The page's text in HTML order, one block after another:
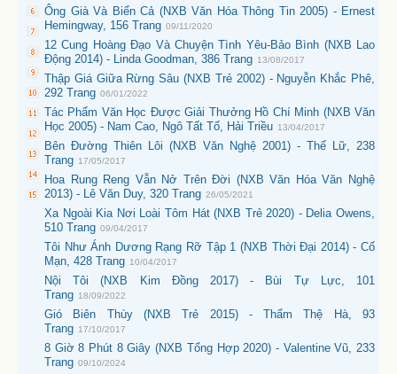
Ông Già Và Biển Cả (NXB Văn Hóa Thông Tin 2005) - Ernest
Hemingway, 156 Trang 09/11/2020
12 Cung Hoàng Đạo Và Chuyện Tình Yêu-Bảo Bình (NXB Lao
Động 2014) - Linda Goodman, 386 Trang 13/08/2017
Thập Giá Giữa Rừng Sâu (NXB Trẻ 2002) - Nguyễn Khắc Phê,
292 Trang 06/01/2022
Tác Phẩm Văn Học Được Giải Thưởng Hồ Chí Minh (NXB Văn
Học 2005) - Nam Cao, Ngô Tất Tố, Hải Triều 13/04/2017
Bên Đường Thiên Lôi (NXB Văn Nghệ 2001) - Thế Lữ, 238
Trang 17/05/2017
Hoa Rung Reng Vẫn Nở Trên Đời (NXB Văn Hóa Văn Nghệ
2013) - Lê Văn Duy, 320 Trang 26/05/2021
Xa Ngoài Kia Nơi Loài Tôm Hát (NXB Trẻ 2020) - Delia Owens,
510 Trang 09/04/2017
Tôi Như Ánh Dương Rạng Rỡ Tập 1 (NXB Thời Đại 2014) - Cố
Mạn, 428 Trang 10/04/2017
Nội Tôi (NXB Kim Đồng 2017) - Bùi Tự Lực, 101
Trang 18/09/2022
Gió Biên Thùy (NXB Trẻ 2015) - Thẩm Thệ Hà, 93
Trang 17/10/2017
8 Giờ 8 Phút 8 Giây (NXB Tổng Hợp 2020) - Valentine Vũ, 233
Trang 09/10/2024